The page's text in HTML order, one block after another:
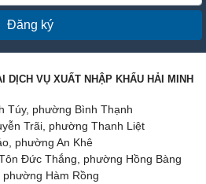
Đăng ký
DỊCH VỤ XUẤT NHẬP KHẨU HẢI MINH
Túy, phường Bình Thạnh
Trãi, phường Thanh Liệt
phường An Khê
Đức Thắng, phường Hồng Bàng
phường Hàm Rồng